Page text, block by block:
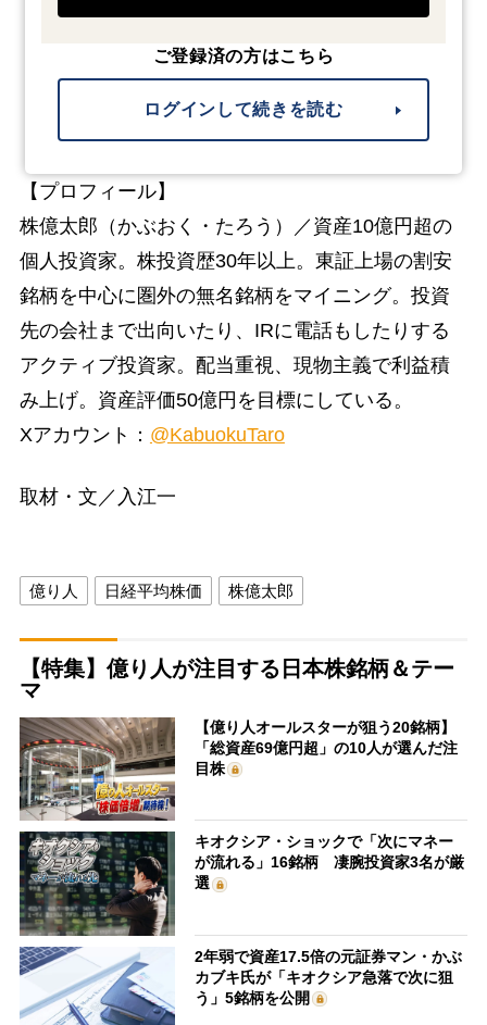
ご登録済の方はこちら
ログインして続きを読む
【プロフィール】
株億太郎（かぶおく・たろう）／資産10億円超の
個人投資家。株投資歴30年以上。東証上場の割安
銘柄を中心に圏外の無名銘柄をマイニング。投資
先の会社まで出向いたり、IRに電話もしたりする
アクティブ投資家。配当重視、現物主義で利益積
み上げ。資産評価50億円を目標にしている。
Xアカウント： @KabuokuTaro
取材・文／入江一
億り人 日経平均株価 株億太郎
【特集】億り人が注目する日本株銘柄＆テー
マ
【億り人オールスターが狙う20銘柄】
「総資産69億円超」の10人が選んだ注
目株
キオクシア・ショックで「次にマネー
が流れる」16銘柄 凄腕投資家3名が厳
選
2年弱で資産17.5倍の元証券マン・かぶ
カブキ氏が「キオクシア急落で次に狙
う」5銘柄を公開